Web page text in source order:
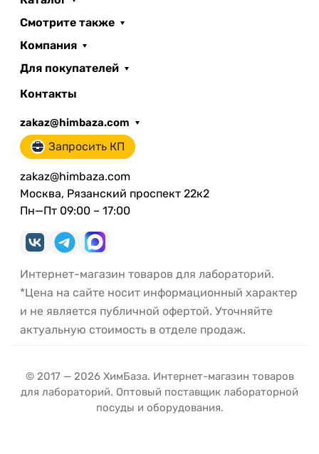
Смотрите также
Компания
Для покупателей
Контакты
zakaz@himbaza.com
Запросить КП
zakaz@himbaza.com
Москва, Рязанский проспект 22к2
Пн—Пт 09:00 – 17:00
Интернет-магазин товаров для лабораторий.
*Цена на сайте носит информационный характер
и не является публичной офертой. Уточняйте
актуальную стоимость в отделе продаж.
© 2017 — 2026 ХимБаза. Интернет-магазин товаров
для лабораторий. Оптовый поставщик лабораторной
посуды и оборудования.